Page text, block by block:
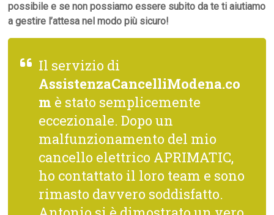
possibile e se non possiamo essere subito da te ti aiutiamo
a gestire l’attesa nel modo più sicuro!
Il servizio di
AssistenzaCancelliModena.co
m è stato semplicemente
eccezionale. Dopo un
malfunzionamento del mio
cancello elettrico APRIMATIC,
ho contattato il loro team e sono
rimasto davvero soddisfatto.